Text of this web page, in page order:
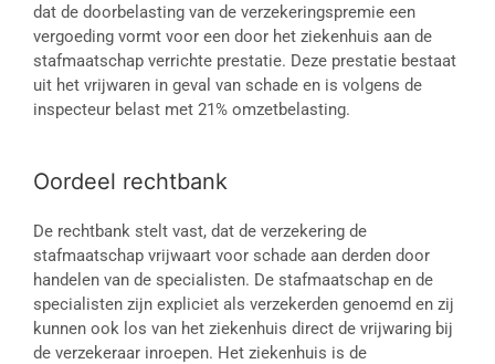
dat de doorbelasting van de verzekeringspremie een
vergoeding vormt voor een door het ziekenhuis aan de
stafmaatschap verrichte prestatie. Deze prestatie bestaat
uit het vrijwaren in geval van schade en is volgens de
inspecteur belast met 21% omzetbelasting.
Oordeel rechtbank
De rechtbank stelt vast, dat de verzekering de
stafmaatschap vrijwaart voor schade aan derden door
handelen van de specialisten. De stafmaatschap en de
specialisten zijn expliciet als verzekerden genoemd en zij
kunnen ook los van het ziekenhuis direct de vrijwaring bij
de verzekeraar inroepen. Het ziekenhuis is de